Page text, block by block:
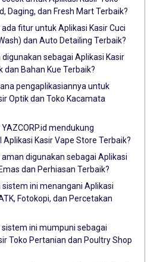
Daging, dan Fresh Mart Terbaik?
fitur untuk Aplikasi Kasir Cuci
dan Auto Detailing Terbaik?
digunakan sebagai Aplikasi Kasir
dan Bahan Kue Terbaik?
pengaplikasiannya untuk
Optik dan Toko Kacamata
mendukung
Aplikasi Kasir Vape Store Terbaik?
digunakan sebagai Aplikasi
dan Perhiasan Terbaik?
sistem ini menangani Aplikasi
Fotokopi, dan Percetakan
sistem ini mumpuni sebagai
Toko Pertanian dan Poultry Shop